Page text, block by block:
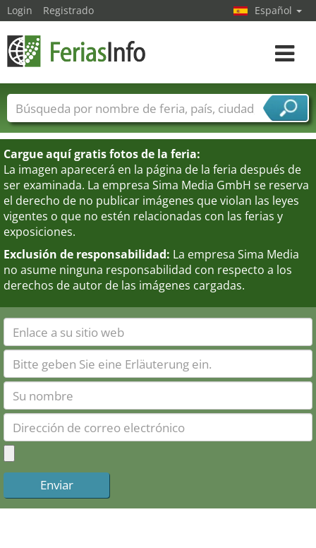
Cargue aquí gratis fotos de la feria:
La imagen aparecerá en la página de la feria después de
ser examinada. La empresa Sima Media GmbH se reserva
el derecho de no publicar imágenes que violan las leyes
vigentes o que no estén relacionadas con las ferias y
exposiciones.
Exclusión de responsabilidad: La empresa Sima Media
no asume ninguna responsabilidad con respecto a los
derechos de autor de las imágenes cargadas.
Login Registrado Español
toggle
Nombres de ferias Países
Ciudades
Sectores de ferias
Sectores de proveedor de servicios